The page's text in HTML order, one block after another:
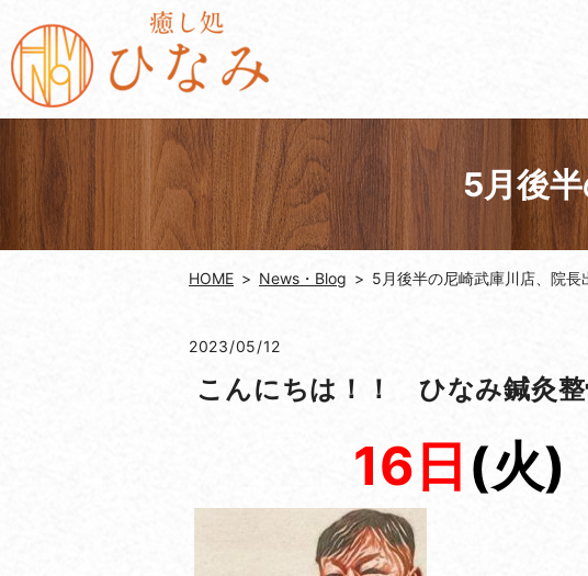
5月後
HOME News・Blog 5月後半の尼崎武庫川店、院長
2023/05/12
こんにちは！！ ひなみ鍼
16日(火)